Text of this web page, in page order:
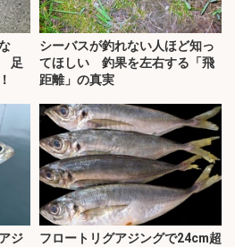
足
シーバスが釣れない人ほど知っ
てほしい 釣果を左右する「飛
距離」の真実
ジ
フロートリグアジングで24cm超